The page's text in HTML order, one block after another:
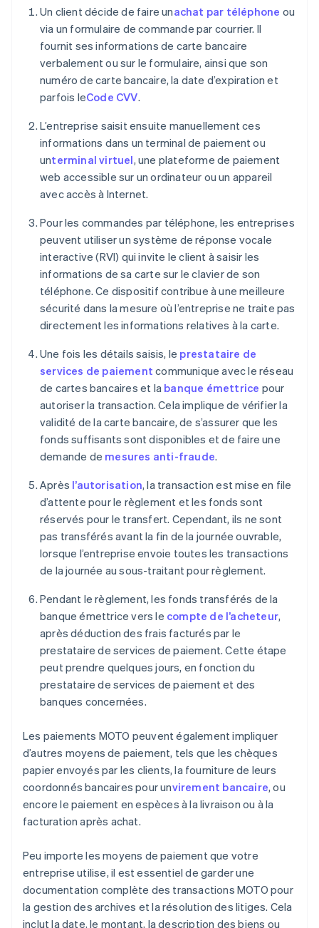
Un client décide de faire unachat par téléphone ou
via un formulaire de commande par courrier. Il
fournit ses informations de carte bancaire
verbalement ou sur le formulaire, ainsi que son
numéro de carte bancaire, la date d’expiration et
parfois leCode CVV.
L’entreprise saisit ensuite manuellement ces
informations dans un terminal de paiement ou
unterminal virtuel, une plateforme de paiement
web accessible sur un ordinateur ou un appareil
avec accès à Internet.
Pour les commandes par téléphone, les entreprises
peuvent utiliser un système de réponse vocale
interactive (RVI) qui invite le client à saisir les
informations de sa carte sur le clavier de son
téléphone. Ce dispositif contribue à une meilleure
sécurité dans la mesure où l’entreprise ne traite pas
directement les informations relatives à la carte.
Une fois les détails saisis, le prestataire de
services de paiement communique avec le réseau
de cartes bancaires et la banque émettrice pour
autoriser la transaction. Cela implique de vérifier la
validité de la carte bancaire, de s’assurer que les
fonds suffisants sont disponibles et de faire une
demande de mesures anti-fraude.
Après l’autorisation, la transaction est mise en file
d’attente pour le règlement et les fonds sont
réservés pour le transfert. Cependant, ils ne sont
pas transférés avant la fin de la journée ouvrable,
lorsque l’entreprise envoie toutes les transactions
de la journée au sous-traitant pour règlement.
Pendant le règlement, les fonds transférés de la
banque émettrice vers le compte de l’acheteur,
après déduction des frais facturés par le
prestataire de services de paiement. Cette étape
peut prendre quelques jours, en fonction du
prestataire de services de paiement et des
banques concernées.
Les paiements MOTO peuvent également impliquer
d’autres moyens de paiement, tels que les chèques
papier envoyés par les clients, la fourniture de leurs
coordonnés bancaires pour unvirement bancaire, ou
encore le paiement en espèces à la livraison ou à la
facturation après achat.
Peu importe les moyens de paiement que votre
entreprise utilise, il est essentiel de garder une
documentation complète des transactions MOTO pour
la gestion des archives et la résolution des litiges. Cela
inclut la date, le montant, la description des biens ou